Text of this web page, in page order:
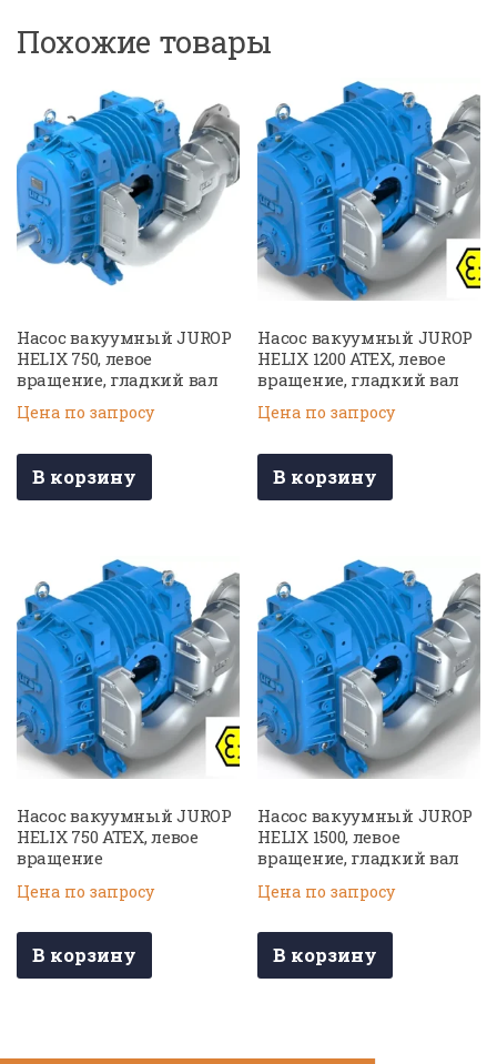
Похожие товары
Насос вакуумный JUROP
HELIX 750, левое
вращение, гладкий вал
Цена по запросу
В корзину
Насос вакуумный JUROP
HELIX 1200 ATEX, левое
вращение, гладкий вал
Цена по запросу
В корзину
Насос вакуумный JUROP
HELIX 750 ATEX, левое
вращение
Цена по запросу
В корзину
Насос вакуумный JUROP
HELIX 1500, левое
вращение, гладкий вал
Цена по запросу
В корзину